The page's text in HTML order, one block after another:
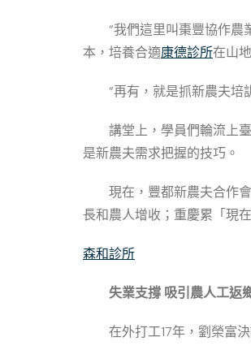
“我們這里叫棗豐協作
本，培養合適康德診所在山
“再有，就是抓新農夫培
講堂上，學員們輪流上
是新農夫需求把握的技巧。
現在，豐都新農夫合作
長和農人增收；重慶累「現
森和診所
失業支撐 吸引農人工返
在外打工17年，劉榮富